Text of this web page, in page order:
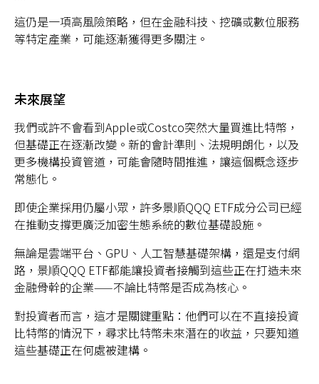
這仍是一項高風險策略，但在金融科技、挖礦或數位服務
等特定產業，可能逐漸獲得更多關注。
未來展望
我們或許不會看到Apple或Costco突然大量買進比特幣，
但基礎正在逐漸改變。新的會計準則、法規明朗化，以及
更多機構投資管道，可能會隨時間推進，讓這個概念逐步
常態化。
即使企業採用仍屬小眾，許多景順QQQ ETF成分公司已經
在推動支撐更廣泛加密生態系統的數位基礎設施。
無論是雲端平台、GPU、人工智慧基礎架構，還是支付網
路，景順QQQ ETF都能讓投資者接觸到這些正在打造未來
金融骨幹的企業——不論比特幣是否成為核心。
對投資者而言，這才是關鍵重點：他們可以在不直接投資
比特幣的情況下，尋求比特幣未來潛在的收益，只要知道
這些基礎正在何處被建構。